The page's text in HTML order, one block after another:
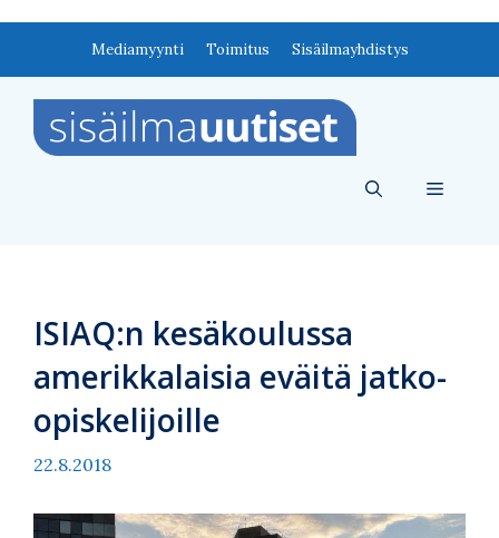
Mediamyynti Toimitus Sisäilmayhdistys
Valikko
ISIAQ:n kesäkoulussa
amerikkalaisia eväitä jatko-
opiskelijoille
22.8.2018